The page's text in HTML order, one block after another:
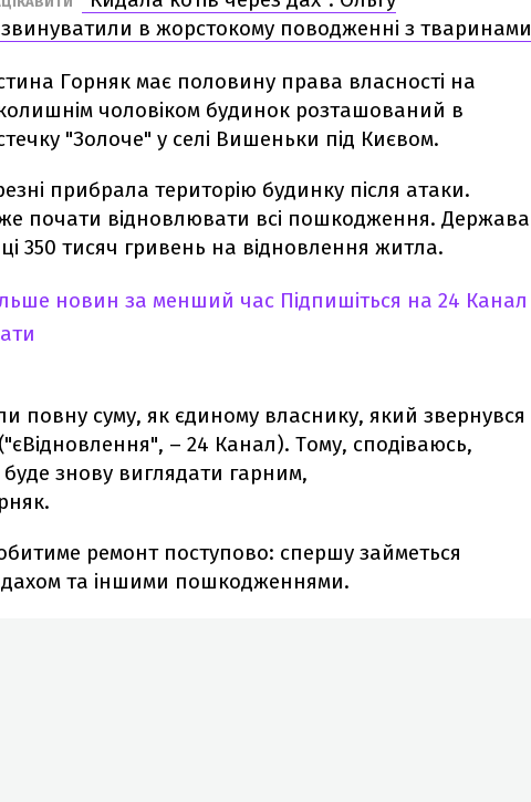
в жорстокому поводженні з тваринами
Горняк має половину права власності на
чоловіком будинок розташований в
"Золоче" у селі Вишеньки під Києвом.
прибрала територію будинку після атаки.
почати відновлювати всі пошкодження. Держава
350 тисяч гривень на відновлення житла.
новин за менший час Підпишіться на 24 Канал
повну суму, як єдиному власнику, який звернувся
– 24 Канал). Тому, сподіваюсь,
знову виглядати гарним,
ремонт поступово: спершу займеться
дахом та іншими пошкодженнями.